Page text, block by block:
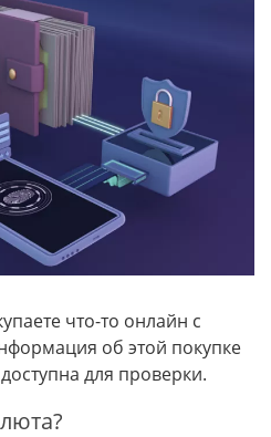
что-то онлайн с
об этой покупке
для проверки.